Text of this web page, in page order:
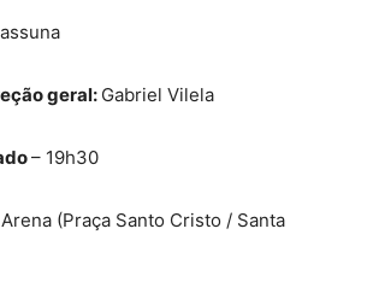
geral: Gabriel Vilela
– 19h30
(Praça Santo Cristo / Santa